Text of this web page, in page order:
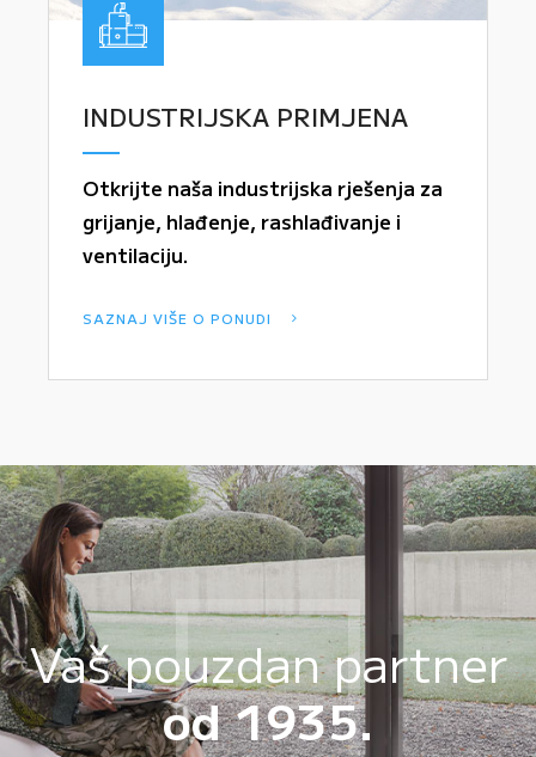
INDUSTRIJSKA PRIMJENA
Otkrijte naša industrijska rješenja za
grijanje, hlađenje, rashlađivanje i
ventilaciju.
SAZNAJ VIŠE O PONUDI
Vaš pouzdan partner
od 1935.